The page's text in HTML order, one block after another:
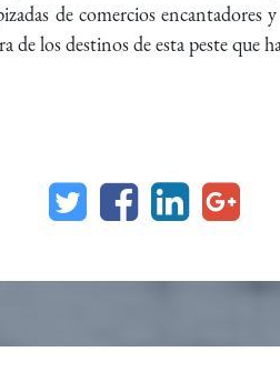
de comercios
los destinos de esta peste que